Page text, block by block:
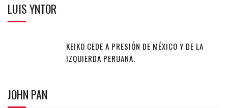
LUIS YNTOR
KEIKO CEDE A PRESIÓN DE MÉXICO Y DE LA
IZQUIERDA PERUANA.
JOHN PAN